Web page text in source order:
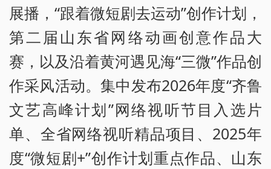
展播，“跟着微短剧去运动”创作计划，
第二届山东省网络动画创意作品大
赛，以及沿着黄河遇见海“三微”作品创
作采风活动。集中发布2026年度“齐鲁
文艺高峰计划”网络视听节目入选片
单、全省网络视听精品项目、2025年
度“微短剧+”创作计划重点作品、山东